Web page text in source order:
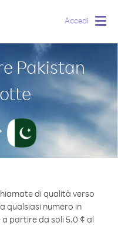
Accedi
Pakistan
di qualità verso
qualsiasi numero in
a partire da soli 5.0 ¢ al